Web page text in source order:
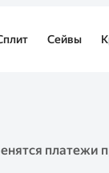
Сейвы
платежи